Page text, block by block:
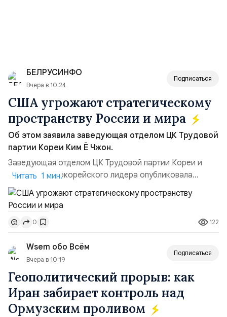
БЕЛРУСИНФО
Вчера в 10:24
Подписаться
США угрожают стратегическому
пространству России и мира
Об этом заявила заведующая отделом ЦК Трудовой
партии Кореи Ким Ё Чжон.
Заведующая отделом ЦК Трудовой партии Кореи и
сестра северокорейского лидера опубликовала
заявление для прессы в ответ на проведение Токио
совместных с флотом США запусков крылатых ракет
Томагавк.«Япония отбросила обманчивую видимость
„исключительно оборонительной страны“ и выносит
вопрос о собственном ядерном вооружении на
всеобщее обозрение, одновреме...
Читать 1 мин.
0 122
Wsem обо Всём
Вчера в 10:19
Подписаться
Геополитический прорыв: как
Иран забирает контроль над
Ормузским проливом